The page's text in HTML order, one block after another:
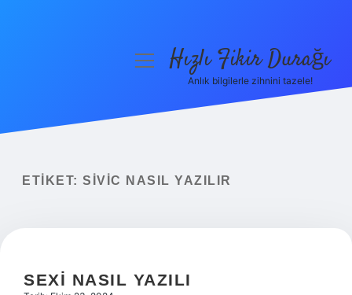
Yasal Uyarı
menüyüHızlı Fikir Durağı
Anlık bilgilerle zihnini tazele!
ETIKET: SIVIC NASIL YAZILIR
SEXI NASIL YAZILI